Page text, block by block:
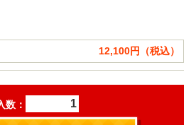
12,100円（税込）
数：